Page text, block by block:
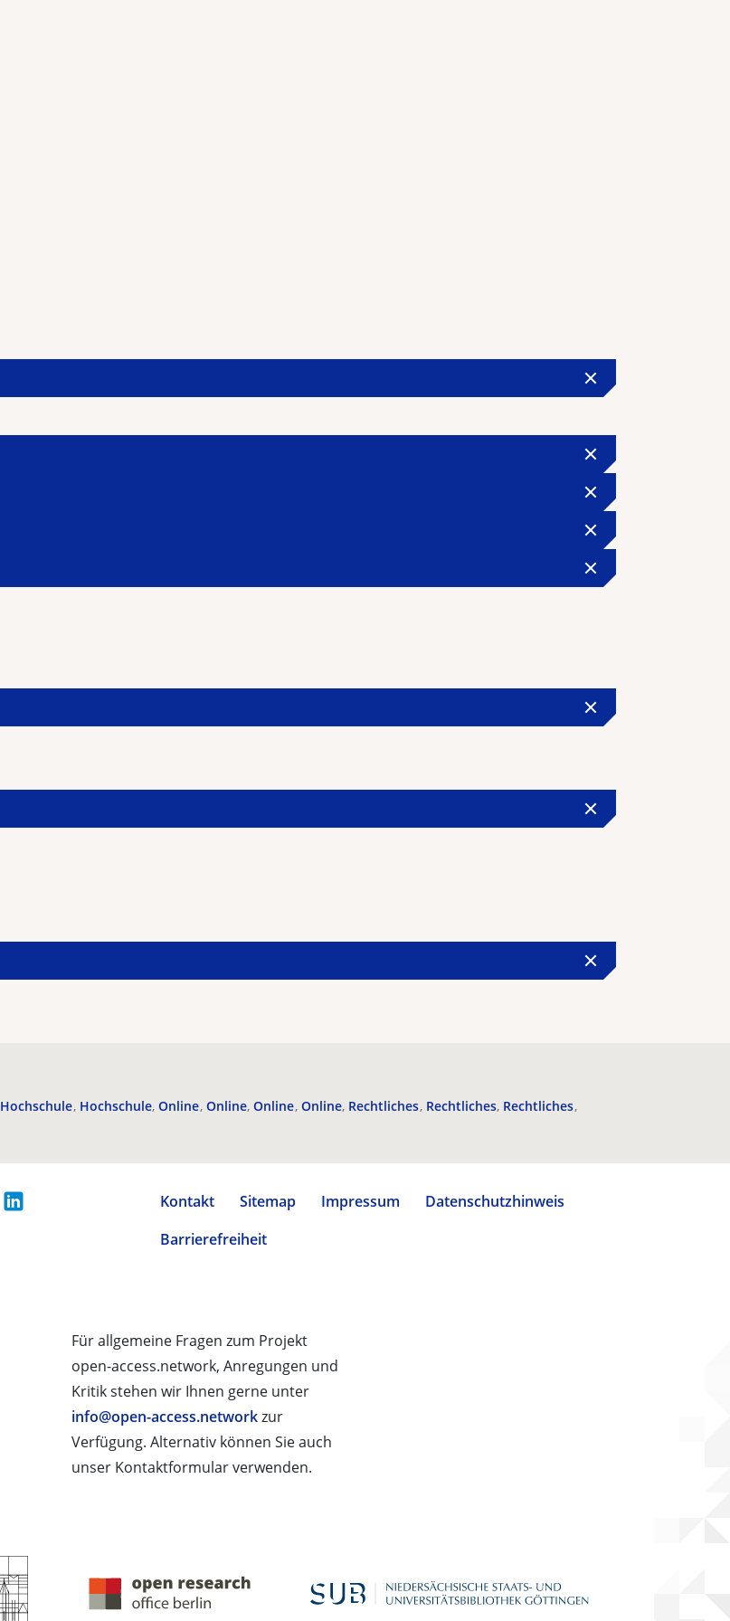
Hochschule Hochschule Online Online Online Online Rechtliches Rechtliches Rechtliches
Kontakt Sitemap Impressum
Datenschutzhinweis
Barrierefreiheit
Für allgemeine Fragen zum Projekt
open-access.network, Anregungen und
Kritik stehen wir Ihnen gerne unter
info@open-access.networkzur
Verfügung. Alternativ können Sie auch
unser Kontaktformular verwenden.